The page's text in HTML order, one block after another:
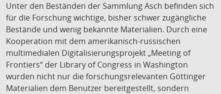
Unter den Beständen der Sammlung Asch befinden sich
für die Forschung wichtige, bisher schwer zugängliche
Bestände und wenig bekannte Materialien. Durch eine
Kooperation mit dem amerikanisch-russischen
multimedialen Digitalisierungsprojekt „Meeting of
Frontiers“ der Library of Congress in Washington
wurden nicht nur die forschungsrelevanten Göttinger
Materialien dem Benutzer bereitgestellt, sondern